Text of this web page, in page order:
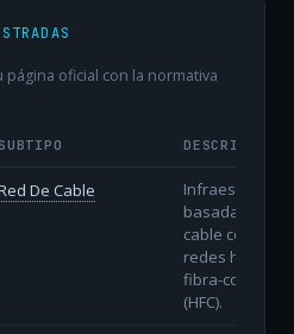
página oficial con la normativa
SUBTIPO DESCRIPCIÓN
De Cable
Infraestructura
basada en
cable coaxial o
redes híbridas
fibra-coaxial
(HFC).